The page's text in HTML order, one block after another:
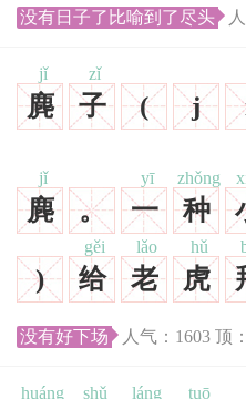
没有日子了比喻到了尽头
麂
jǐ
子
zǐ
( j
麂
jǐ
。 一
yī
种
zhǒng
) 给
gěi
老
lǎo
虎
hǔ
没有好下场 人气： 1603 顶：
huáng shǔ láng tuō